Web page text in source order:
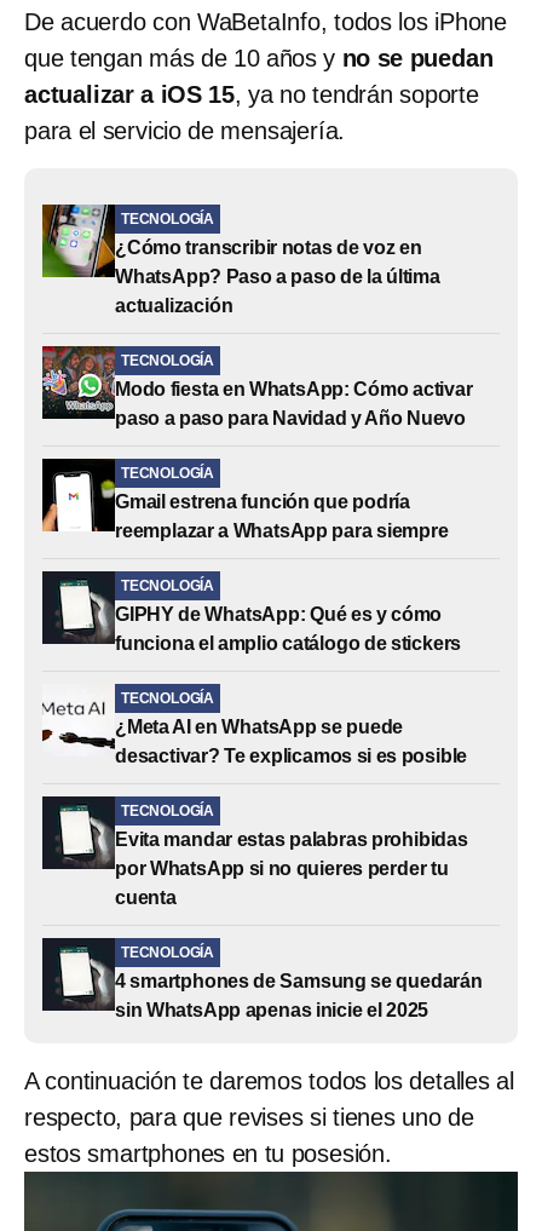
De acuerdo con WaBetaInfo, todos los iPhone
que tengan más de 10 años y no se puedan
actualizar a iOS 15, ya no tendrán soporte
para el servicio de mensajería.
TECNOLOGÍA
¿Cómo transcribir notas de voz en
WhatsApp? Paso a paso de la última
actualización
TECNOLOGÍA
Modo fiesta en WhatsApp: Cómo activar
paso a paso para Navidad y Año Nuevo
TECNOLOGÍA
Gmail estrena función que podría
reemplazar a WhatsApp para siempre
TECNOLOGÍA
GIPHY de WhatsApp: Qué es y cómo
funciona el amplio catálogo de stickers
TECNOLOGÍA
¿Meta AI en WhatsApp se puede
desactivar? Te explicamos si es posible
TECNOLOGÍA
Evita mandar estas palabras prohibidas
por WhatsApp si no quieres perder tu
cuenta
TECNOLOGÍA
4 smartphones de Samsung se quedarán
sin WhatsApp apenas inicie el 2025
A continuación te daremos todos los detalles al
respecto, para que revises si tienes uno de
estos smartphones en tu posesión.